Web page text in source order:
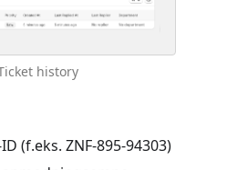
history
(f.eks. ZNF-895-94303)